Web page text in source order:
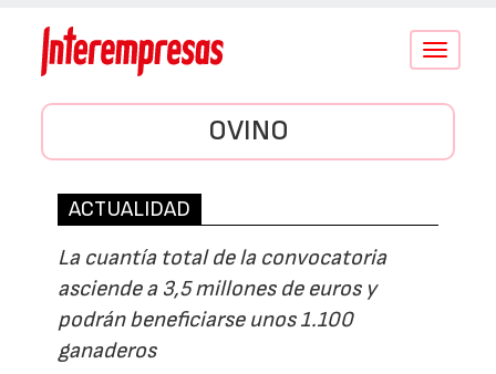
Conmutar
OVINO
ACTUALIDAD
La cuantía total de la convocatoria
asciende a 3,5 millones de euros y
podrán beneficiarse unos 1.100
ganaderos